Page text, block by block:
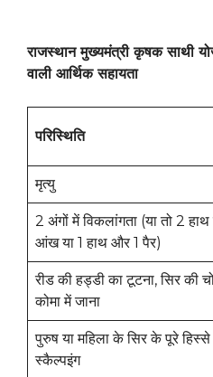
राजस्थान मुख्यमंत्री कृषक साथी
वाली आर्थिक सहायता
परिस्थिति
मृत्यु
2 अंगों में विकलांगता (या तो 2
आंख या 1 हाथ और 1 पैर)
रीड की हड्डी का टूटना, सिर की
कोमा में जाना
पुरुष या महिला के सिर के पूरे
स्कैल्पइंग